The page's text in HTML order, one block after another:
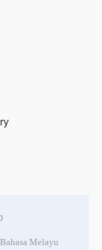
Bahasa Melayu